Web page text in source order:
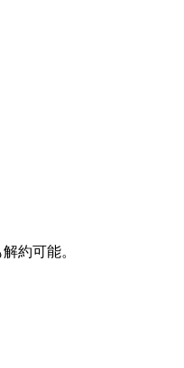
約可能。